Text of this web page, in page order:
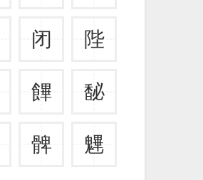
闭 陛
饆 馝
髀 魓